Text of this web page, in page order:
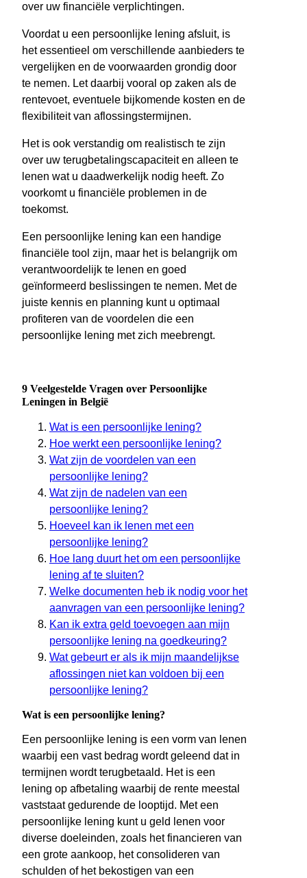
over uw financiële verplichtingen.
Voordat u een persoonlijke lening afsluit, is
het essentieel om verschillende aanbieders te
vergelijken en de voorwaarden grondig door
te nemen. Let daarbij vooral op zaken als de
rentevoet, eventuele bijkomende kosten en de
flexibiliteit van aflossingstermijnen.
Het is ook verstandig om realistisch te zijn
over uw terugbetalingscapaciteit en alleen te
lenen wat u daadwerkelijk nodig heeft. Zo
voorkomt u financiële problemen in de
toekomst.
Een persoonlijke lening kan een handige
financiële tool zijn, maar het is belangrijk om
verantwoordelijk te lenen en goed
geïnformeerd beslissingen te nemen. Met de
juiste kennis en planning kunt u optimaal
profiteren van de voordelen die een
persoonlijke lening met zich meebrengt.
9 Veelgestelde Vragen over Persoonlijke
Leningen in België
Wat is een persoonlijke lening?
Hoe werkt een persoonlijke lening?
Wat zijn de voordelen van een
persoonlijke lening?
Wat zijn de nadelen van een
persoonlijke lening?
Hoeveel kan ik lenen met een
persoonlijke lening?
Hoe lang duurt het om een persoonlijke
lening af te sluiten?
Welke documenten heb ik nodig voor het
aanvragen van een persoonlijke lening?
Kan ik extra geld toevoegen aan mijn
persoonlijke lening na goedkeuring?
Wat gebeurt er als ik mijn maandelijkse
aflossingen niet kan voldoen bij een
persoonlijke lening?
Wat is een persoonlijke lening?
Een persoonlijke lening is een vorm van lenen
waarbij een vast bedrag wordt geleend dat in
termijnen wordt terugbetaald. Het is een
lening op afbetaling waarbij de rente meestal
vaststaat gedurende de looptijd. Met een
persoonlijke lening kunt u geld lenen voor
diverse doeleinden, zoals het financieren van
een grote aankoop, het consolideren van
schulden of het bekostigen van een